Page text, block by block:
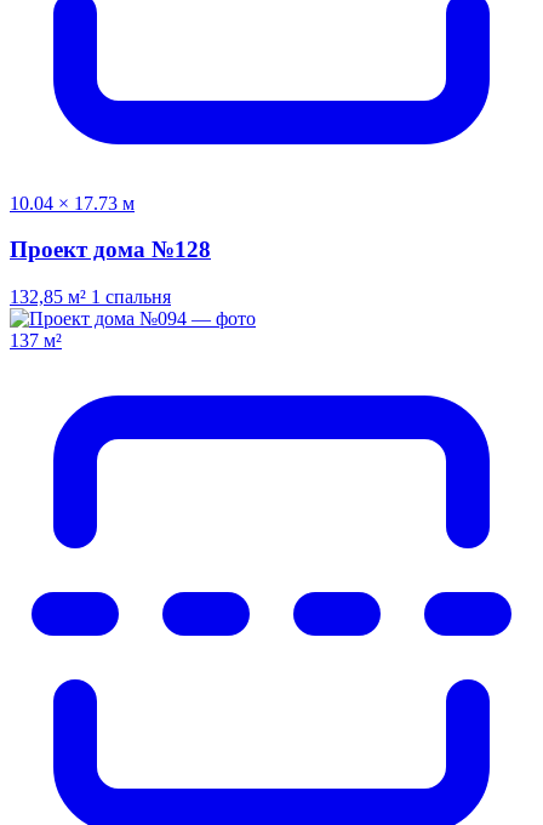
10.04 × 17.73 м
Проект дома №128
132,85 м² 1 спальня
137 м²